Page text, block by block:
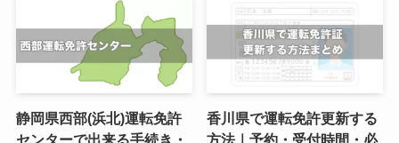
静岡県西部(浜北)運転免許
センターで出来る手続き・
香川県で運転免許更新する
方法｜予約・受付時間・必